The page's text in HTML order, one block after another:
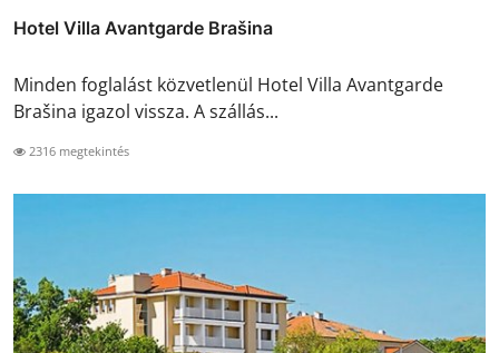
Hotel Villa Avantgarde Brašina
Minden foglalást közvetlenül Hotel Villa Avantgarde
Brašina igazol vissza. A szállás...
2316 megtekintés